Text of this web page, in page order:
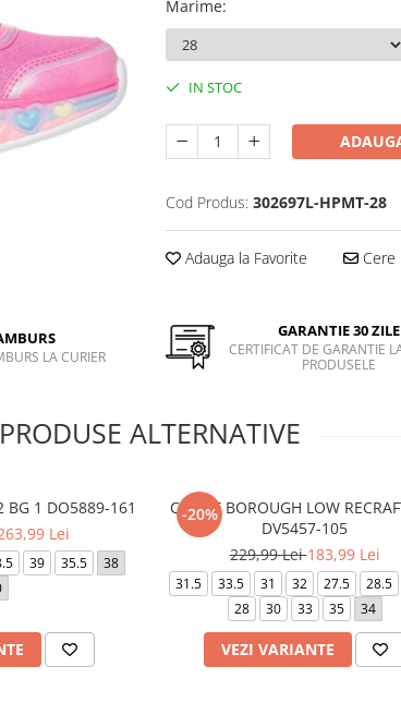
Marime:
IN STOC
Cod Produs: 302697L-HPMT-28
Adauga la Favorite Cere
LA CURIER
GARANTIE 30 ZILE
CERTIFICAT DE GARANTIE
PRODUSELE
PRODUSE ALTERNATIVE
1 DO5889-161
Lei
39 35.5
38
-20%
COURT BOROUGH LOW
DV5457-105
229,99 Lei183,99 Lei
31.5 33.5 31 32 27.5 28.5
28
30 33 35 34
VEZI VARIANTE